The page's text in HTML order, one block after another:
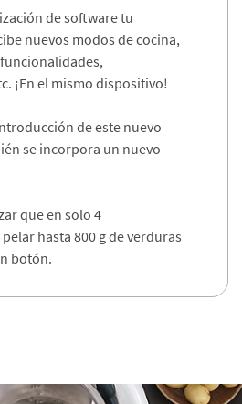
de software tu
nuevos modos de cocina,
¡En el mismo dispositivo!
de este nuevo
se incorpora un nuevo
que en solo 4
hasta 800 g de verduras
botón.